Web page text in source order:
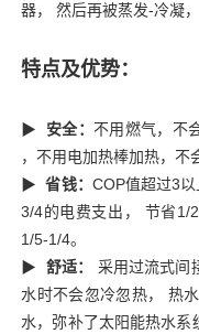
器， 然后再被蒸发-冷凝
特点及优势：
▶ 安全：不用燃气，不
，不用电加热棒加热，不
▶省钱： COP值超过3
3/4的电费支出， 节省1/
1/5-1/4。
▶ 舒适：
采用过流式间
水时不会忽冷忽热， 热
水，弥补了太阳能热水系